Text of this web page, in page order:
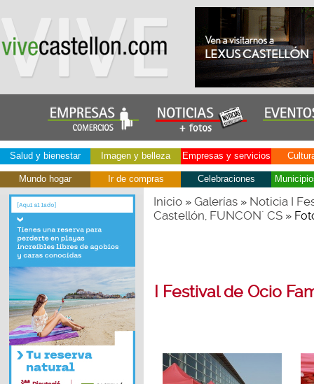
Salud y bienestar Imagen y belleza Empresas y servicios
Mundo hogar Ir de compras Celebraciones
Inicio» Galerías» Noticia I
Castellón, FUNCON´ CS»
I Festival de Ocio